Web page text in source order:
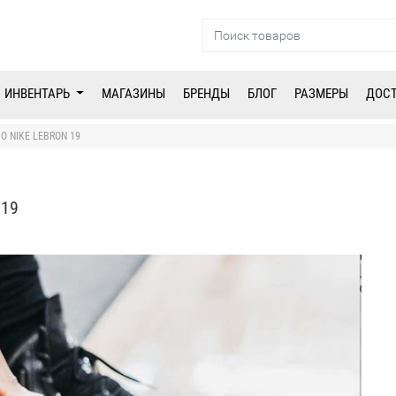
ИНВЕНТАРЬ МАГАЗИНЫ БРЕНДЫ БЛОГ РАЗМЕРЫ
LEBRON 19